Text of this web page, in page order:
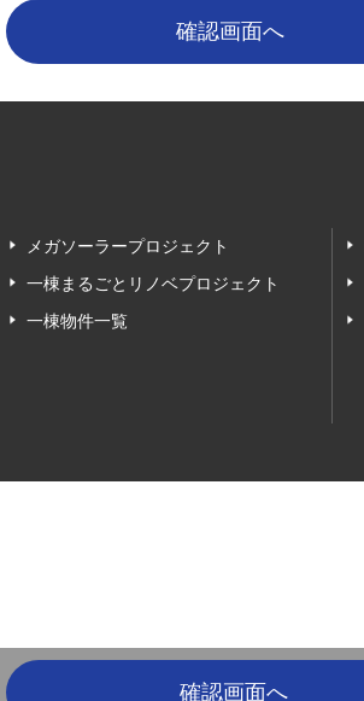
メガソーラープロジェクト
一棟まるごとリノベプロジェクト
一棟物件一覧